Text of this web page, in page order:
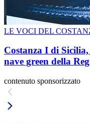
LE VOCI DEL
Costanza I di
nave green della
contenuto sponsorizzato